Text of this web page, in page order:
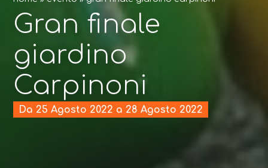
Gran finale
giardino
Carpinoni
Da 25 Agosto 2022 a 28 Agosto 2022